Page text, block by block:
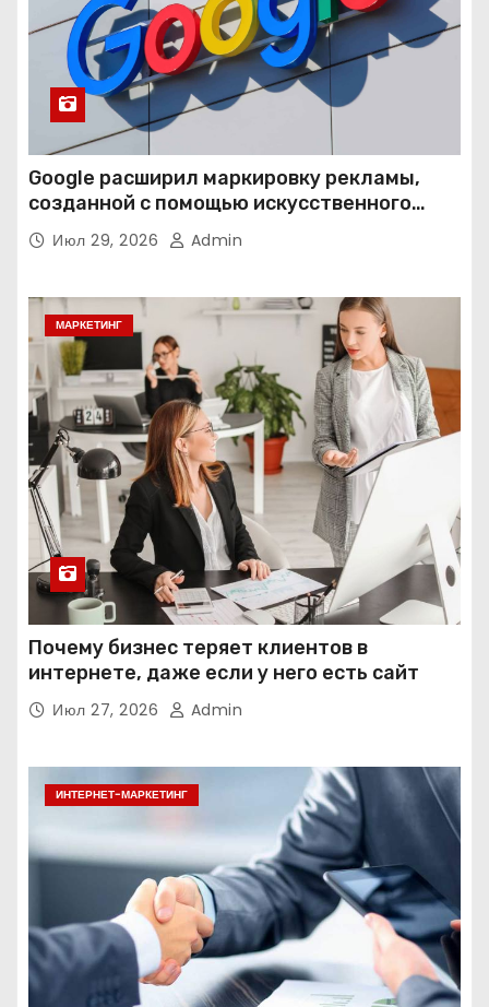
Google расширил маркировку рекламы,
созданной с помощью искусственного
интеллекта
Июл 29, 2026 Admin
МАРКЕТИНГ
Почему бизнес теряет клиентов в
интернете, даже если у него есть сайт
Июл 27, 2026 Admin
ИНТЕРНЕТ-МАРКЕТИНГ